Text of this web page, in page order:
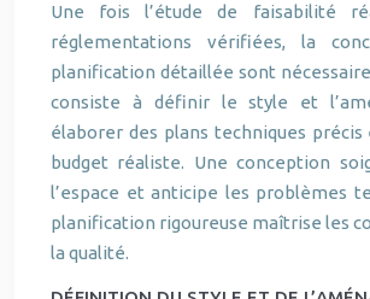
Une fois l’étude de faisabilité
réglementations vérifiées, la
planification détaillée sont
consiste à définir le style et
élaborer des plans techniques
budget réaliste. Une conception
l’espace et anticipe les problèmes
planification rigoureuse maîtrise les
la qualité.